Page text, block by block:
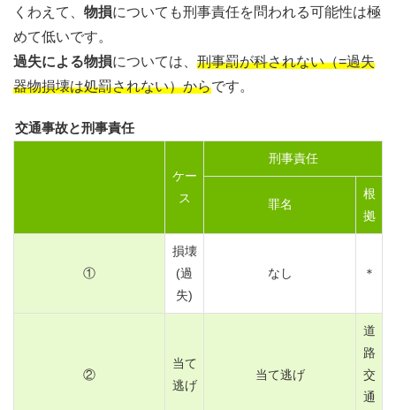
くわえて、 物損についても刑事責任を問われる可能性は極
めて低いです。
過失による物損については、 刑事罰が科されない（=過失
器物損壊は処罰されない）からです。
交通事故と刑事責任
ケー
ス
刑事責任
罪名
根
拠
①
損壊
(過
失)
なし ＊
②
当て
逃げ
当て逃げ
道
路
交
通